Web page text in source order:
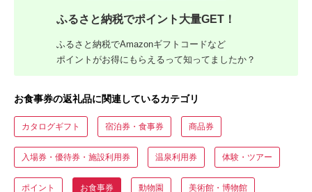
ふるさと納税でポイント大量GET！
ふるさと納税でAmazonギフトコードなど
ポイントがお得にもらえるって知ってましたか？
お食事券の返礼品に関連しているカテゴリ
カタログギフト 宿泊券・食事券 商品券
入場券・優待券・施設利用券 温泉利用券 体験・ツアー
ポイント お食事券 動物園 美術館・博物館